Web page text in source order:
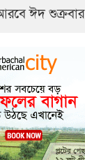
ঈদ শুক্রবার